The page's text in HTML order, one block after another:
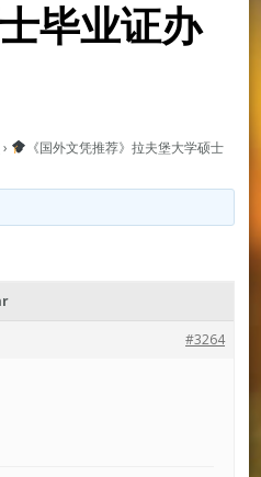
毕业证办
›
《国外文凭推荐》拉夫堡大学硕士
#3264